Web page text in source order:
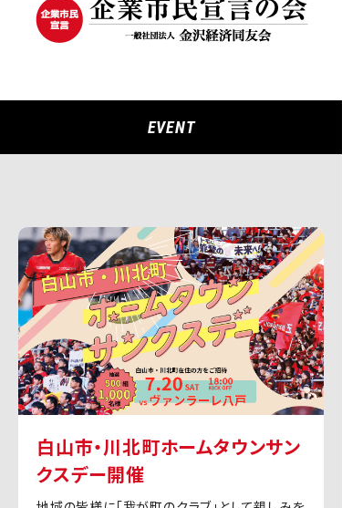
EVENT
白山市・川北町ホームタウンサン
クスデー開催